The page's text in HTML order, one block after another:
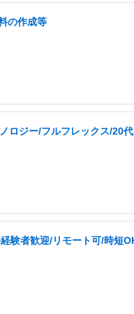
の作成等
ロジー/フルフレックス/20
験者歓迎/リモート可/時短